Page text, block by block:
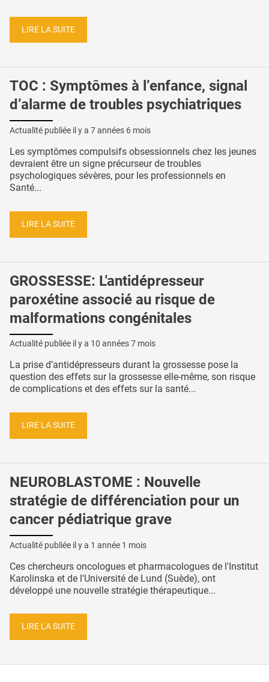
LIRE LA SUITE
TOC : Symptômes à l’enfance, signal
d’alarme de troubles psychiatriques
Actualité publiée il y a 7 années 6 mois
Les symptômes compulsifs obsessionnels chez les jeunes
devraient être un signe précurseur de troubles
psychologiques sévères, pour les professionnels en
Santé...
LIRE LA SUITE
GROSSESSE: L'antidépresseur
paroxétine associé au risque de
malformations congénitales
Actualité publiée il y a 10 années 7 mois
La prise d’antidépresseurs durant la grossesse pose la
question des effets sur la grossesse elle-même, son risque
de complications et des effets sur la santé...
LIRE LA SUITE
NEUROBLASTOME : Nouvelle
stratégie de différenciation pour un
cancer pédiatrique grave
Actualité publiée il y a 1 année 1 mois
Ces chercheurs oncologues et pharmacologues de l'Institut
Karolinska et de l'Université de Lund (Suède), ont
développé une nouvelle stratégie thérapeutique...
LIRE LA SUITE